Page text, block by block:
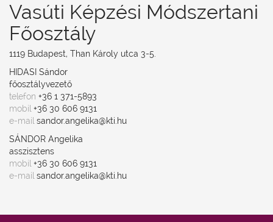
Vasúti Képzési Módszertani
Főosztály
1119 Budapest, Than Károly utca 3-5.
HIDASI Sándor
főosztályvezető
telefon +36 1 371-5893
mobil +36 30 606 9131
e-mail sandor.angelika@kti.hu
SÁNDOR Angelika
asszisztens
mobil +36 30 606 9131
e-mail sandor.angelika@kti.hu